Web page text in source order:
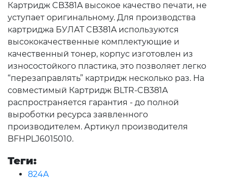
Картридж CB381A высокое качество печати, не
уступает оригинальному. Для производства
картриджа БУЛАТ CB381A используются
высококачественные комплектующие и
качественный тонер, корпус изготовлен из
износостойкого пластика, это позволяет легко
“перезаправлять” картридж несколько раз. На
совместимый Картридж BLTR-CB381A
распространяется гарантия - до полной
выроботки ресурса заявленного
производителем. Артикул производителя
BFHPLJ6015010.
Теги:
824A